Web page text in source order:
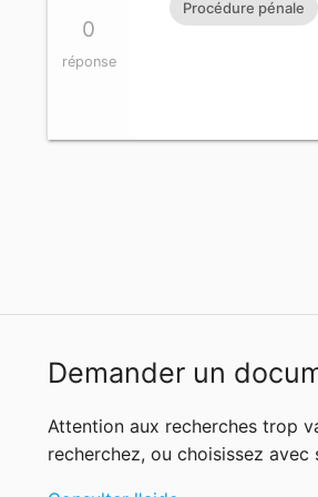
0
réponse
Procédure pénale
Demander un
Attention aux recherches trop
recherchez, ou choisissez